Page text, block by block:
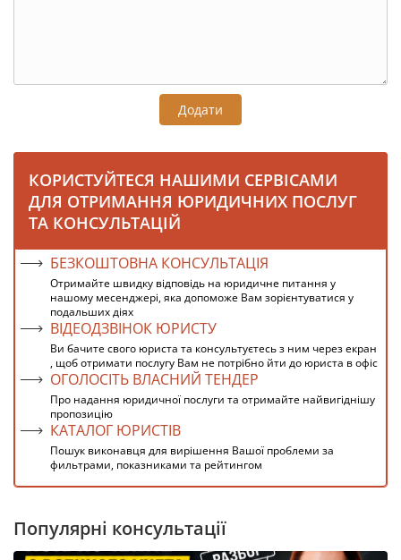
Додати
КОРИСТУЙТЕСЯ НАШИМИ СЕРВІСАМИ
ДЛЯ ОТРИМАННЯ ЮРИДИЧНИХ ПОСЛУГ
ТА КОНСУЛЬТАЦІЙ
БЕЗКОШТОВНА КОНСУЛЬТАЦІЯ
Отримайте швидку відповідь на юридичне питання у
нашому месенджері, яка допоможе Вам зорієнтуватися у
подальших діях
ВІДЕОДЗВІНОК ЮРИСТУ
Ви бачите свого юриста та консультуєтесь з ним через екран
, щоб отримати послугу Вам не потрібно йти до юриста в офіс
ОГОЛОСІТЬ ВЛАСНИЙ ТЕНДЕР
Про надання юридичної послуги та отримайте найвигіднішу
пропозицію
КАТАЛОГ ЮРИСТІВ
Пошук виконавця для вирішення Вашої проблеми за
фильтрами, показниками та рейтингом
Популярні консультації